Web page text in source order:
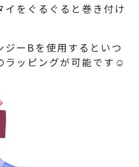
をぐるぐると巻き付け
ーBを使用するといつ
ラッピングが可能です☺